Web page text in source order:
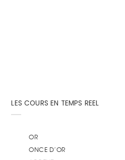
LES COURS EN TEMPS REEL